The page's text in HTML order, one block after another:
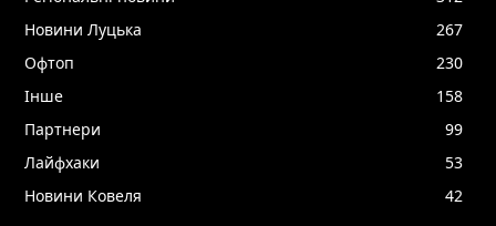
Новини Луцька
267
Офтоп
230
Інше
158
Партнери
99
Лайфхаки
53
Новини Ковеля
42